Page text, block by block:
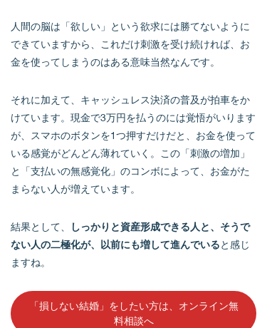
人間の脳は「欲しい」という欲求には勝てないように
できていますから、これだけ刺激を受け続ければ、お
金を使ってしまうのはある意味当然なんです。
それに加えて、キャッシュレス決済の普及が拍車をか
けています。現金で3万円を払うのには覚悟がいります
が、スマホのボタンを1つ押すだけだと、お金を使って
いる感覚がどんどん薄れていく。この「刺激の増加」
と「支払いの無感覚化」のコンボによって、お金がた
まらない人が増えています。
結果として、
しっかりと資産形成できる人と、そうで
ない人の二極化が、以前にも増して進んでいると感じ
ますね。
「損しない結婚」をしたい方は、オンライン無
料相談へ